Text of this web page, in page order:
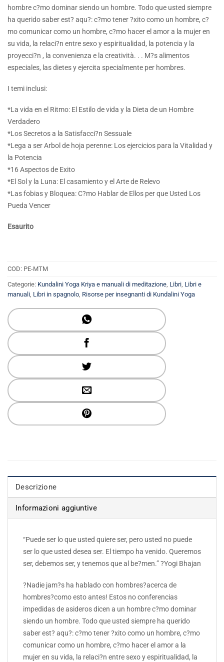
hombre c?mo dominar siendo un hombre. Todo que usted siempre
ha querido saber est? aqu?: c?mo tener ?xito como un hombre, c?
mo comunicar como un hombre, c?mo hacer el amor a la mujer en
su vida, la relaci?n entre sexo y espiritualidad, la potencia y la
proyecci?n , la convenienza e la creatività. . . M?s alimentos
especiales, las dietes y ejercita specialmente per hombres.
I temi inclusi:
*La vida en el Ritmo: El Estilo de vida y la Dieta de un Hombre
Verdadero
*Los Secretos a la Satisfacci?n Sessuale
*Lega a ser Arbol de hoja perenne: Los ejercicios para la Vitalidad y
la Potencia
*16 Aspectos de Exito
*El Sol y la Luna: El casamiento y el Arte de Relevo
*Las fobias y Bloquea: C?mo Hablar de Ellos per que Usted Los
Pueda Vencer
Esaurito
COD: PE-MTM
Categorie: Kundalini Yoga Kriya e manuali di meditazione Libri Libri e
manuali Libri in spagnolo Risorse per insegnanti di Kundalini Yoga
Descrizione
Informazioni aggiuntive
“Puede ser lo que usted quiere ser, pero usted no puede
ser lo que usted desea ser. El tiempo ha venido. Queremos
ser, debemos ser, y tenemos que al be?men.” ?Yogi Bhajan
?Nadie jam?s ha hablado con hombres?acerca de
hombres?como esto antes! Estos no conferencias
impedidas de asideros dicen a un hombre c?mo dominar
siendo un hombre. Todo que usted siempre ha querido
saber est? aqu?: c?mo tener ?xito como un hombre, c?mo
comunicar como un hombre, c?mo hacer el amor a la
mujer en su vida, la relaci?n entre sexo y espiritualidad, la